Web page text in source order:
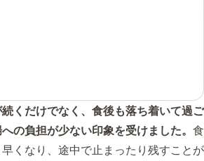
くだけでなく、食後も落ち着いて過ご
の負担が少ない印象を受けました。 食
くなり、途中で止まったり残すことが